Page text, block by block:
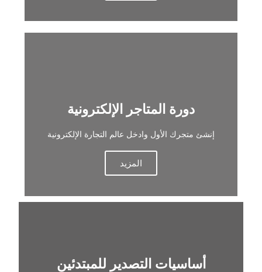
دورة المتاجر الإلكترونية
إنشئ متجرك الأول وادخل عالم التجارة الإلكترونية
المزيد
أساسيات التصدير للمبتدئين